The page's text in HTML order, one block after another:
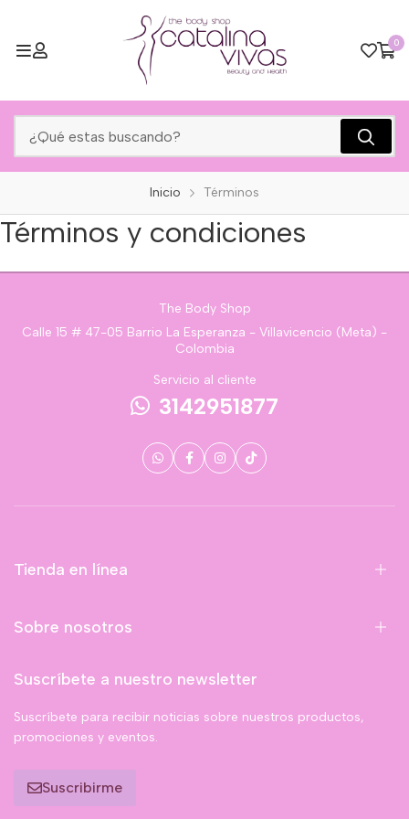
0
Inicio Términos
Términos y condiciones
The Body Shop
Calle 15 # 47-05 Barrio La Esperanza - Villavicencio (Meta) -
Colombia
Servicio al cliente
3142951877
Tienda en línea
Sobre nosotros
Suscríbete a nuestro newsletter
Suscríbete para recibir noticias sobre nuestros productos,
promociones y eventos.
Suscribirme